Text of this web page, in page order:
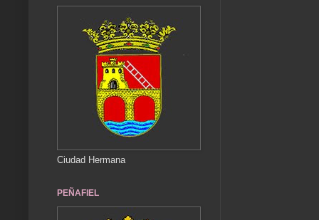
Ciudad Hermana
PEÑAFIEL